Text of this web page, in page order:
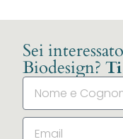
Sei
Biodesign?